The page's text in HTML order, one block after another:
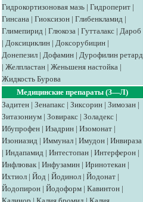
Гидрокортизоновая мазь | Гидроперит |
Гинсана | Гиоксизон | Глибенкламид |
Глимепирид | Глюкоза | Гутталакс | Дароб
| Доксициклин | Доксорубицин |
Донепезил | Дофамин | Дурофилин ретард
| Желпластан | Женьшеня настойка |
Жидкость Бурова
Медицинские препараты (З—Л)
Задитен | Зенапакс | Зиксорин | Зимозан |
Зитазониум | Зовиракс | Золадекс |
Ибупрофен | Изадрин | Изомонат |
Изониазид | Иммунал | Имудон | Инвираза
| Индапамид | Интестопан | Интерферон |
Инфлювак | Инфузамин | Иринотекан |
Ихтиол | Йод | Йодинол | Йодонат |
Йодопирон | Йодоформ | Кавинтон |